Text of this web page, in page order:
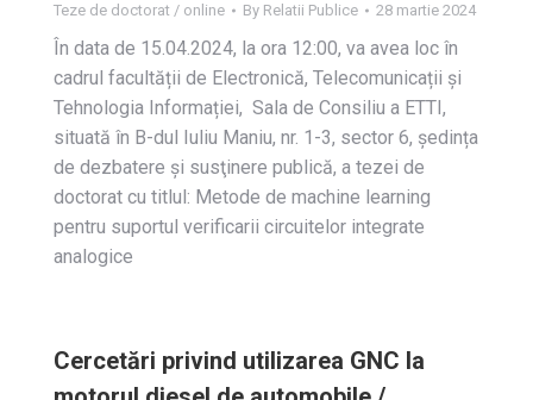
Teze de doctorat / online By Relatii Publice 28 martie 2024
În data de 15.04.2024, la ora 12:00, va avea loc în
cadrul facultății de Electronică, Telecomunicații și
Tehnologia Informației, Sala de Consiliu a ETTI,
situată în B-dul Iuliu Maniu, nr. 1-3, sector 6, ședința
de dezbatere și susţinere publică, a tezei de
doctorat cu titlul: Metode de machine learning
pentru suportul verificarii circuitelor integrate
analogice
Cercetări privind utilizarea GNC la